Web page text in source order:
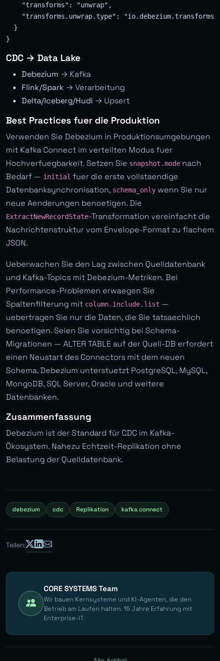
    "transforms": "unwrap",
"transforms.unwrap.type":
  }
CDC → Data Lake
Debezium → Kafka
Flink/Spark → Verarbeitung
Delta/Iceberg/Hudi → Upsert
Best Practices fuer die Produktion
Verwenden Sie Debezium in Produktionsumgebungen
mit Kafka Connect im verteilten Modus fuer
Hochverfuegbarkeit. Setzen Sie snapshot.mode nach
Bedarf — initial fuer die erste vollstaendige
Datenbanksynchronisation, schema_only wenn Sie nur
neue Aenderungen benoetigen. Die
ExtractNewRecordState-Transformation vereinfacht die
Nachrichtenstruktur vom Envelope-Format zu flachem
JSON.
Ueberwachen Sie den Lag zwischen Quelldatenbank
und Kafka-Topics mit Debezium-Metriken. Bei
Performance-Problemen erwaegen Sie
Spaltenfilterung mit column.include.list —
uebertragen Sie nur die Daten, die Sie tatsaechlich
benoetigen. Seien Sie vorsichtig bei Schema-
Migrationen — ALTER TABLE auf der Quell-DB erfordert
einen Neustart des Connectors mit dem neuen
Schema. Debezium unterstuetzt PostgreSQL, MySQL,
MongoDB, SQL Server, Oracle und weitere
Datenbanken.
Zusammenfassung
Debezium ist der Standard für CDC im Kafka-
Ökosystem. Nahezu Echtzeit-Replikation ohne
Belastung der Quelldatenbank.
debezium cdc Replikation kafka connect
Teilen:
CORE SYSTEMS Team
Wir bauen Kernsysteme und KI-Agenten, die den
Betrieb am Laufen halten. 15 Jahre Erfahrung mit
Enterprise-IT.